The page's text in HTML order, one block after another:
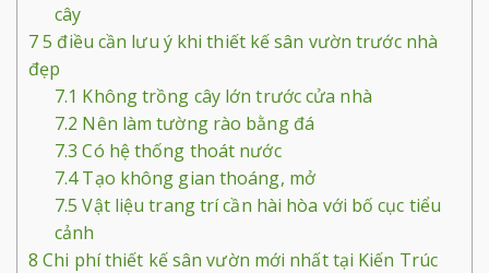
cây
75 điều cần lưu ý khi thiết kế sân vườn trước nhà
đẹp
7.1 Không trồng cây lớn trước cửa nhà
7.2 Nên làm tường rào bằng đá
7.3 Có hệ thống thoát nước
7.4Tạo không gian thoáng, mở
7.5 Vật liệu trang trí cần hài hòa với bố cục tiểu
cảnh
8 Chi phí thiết kế sân vườn mới nhất tại Kiến Trúc